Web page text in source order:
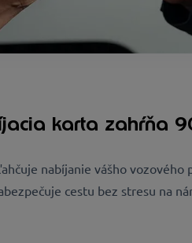
karta zahŕňa
nabíjanie vášho vozového
cestu bez stresu na